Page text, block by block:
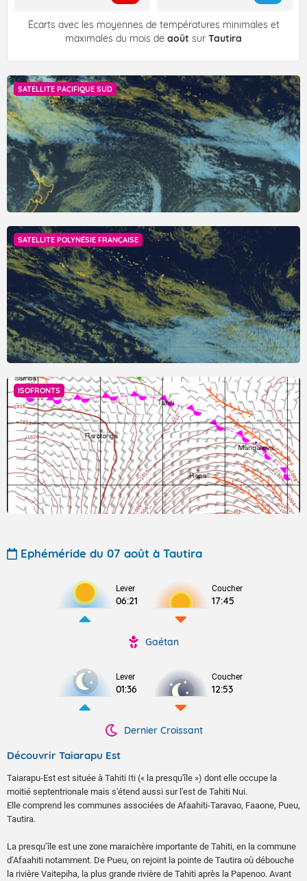
Écarts avec les moyennes de températures minimales et
maximales du mois de août sur Tautira
SATELLITE PACIFIQUE SUD
SATELLITE POLYNÉSIE FRANÇAISE
ISOFRONTS
Ephéméride du 07 août à Tautira
Lever
06:21
Coucher
17:45
Gaétan
Lever
01:36
Coucher
12:53
Dernier Croissant
Découvrir Taiarapu Est
Taiarapu-Est est située à Tahiti Iti (« la presqu'île ») dont elle occupe la
moitié septentrionale mais s'étend aussi sur l'est de Tahiti Nui.
Elle comprend les communes associées de Afaahiti-Taravao, Faaone, Pueu,
Tautira.
La presqu’île est une zone maraichère importante de Tahiti, en la commune
d’Afaahiti notamment. De Pueu, on rejoint la pointe de Tautira où débouche
la rivière Vaitepiha, la plus grande rivière de Tahiti après la Papenoo. Avant